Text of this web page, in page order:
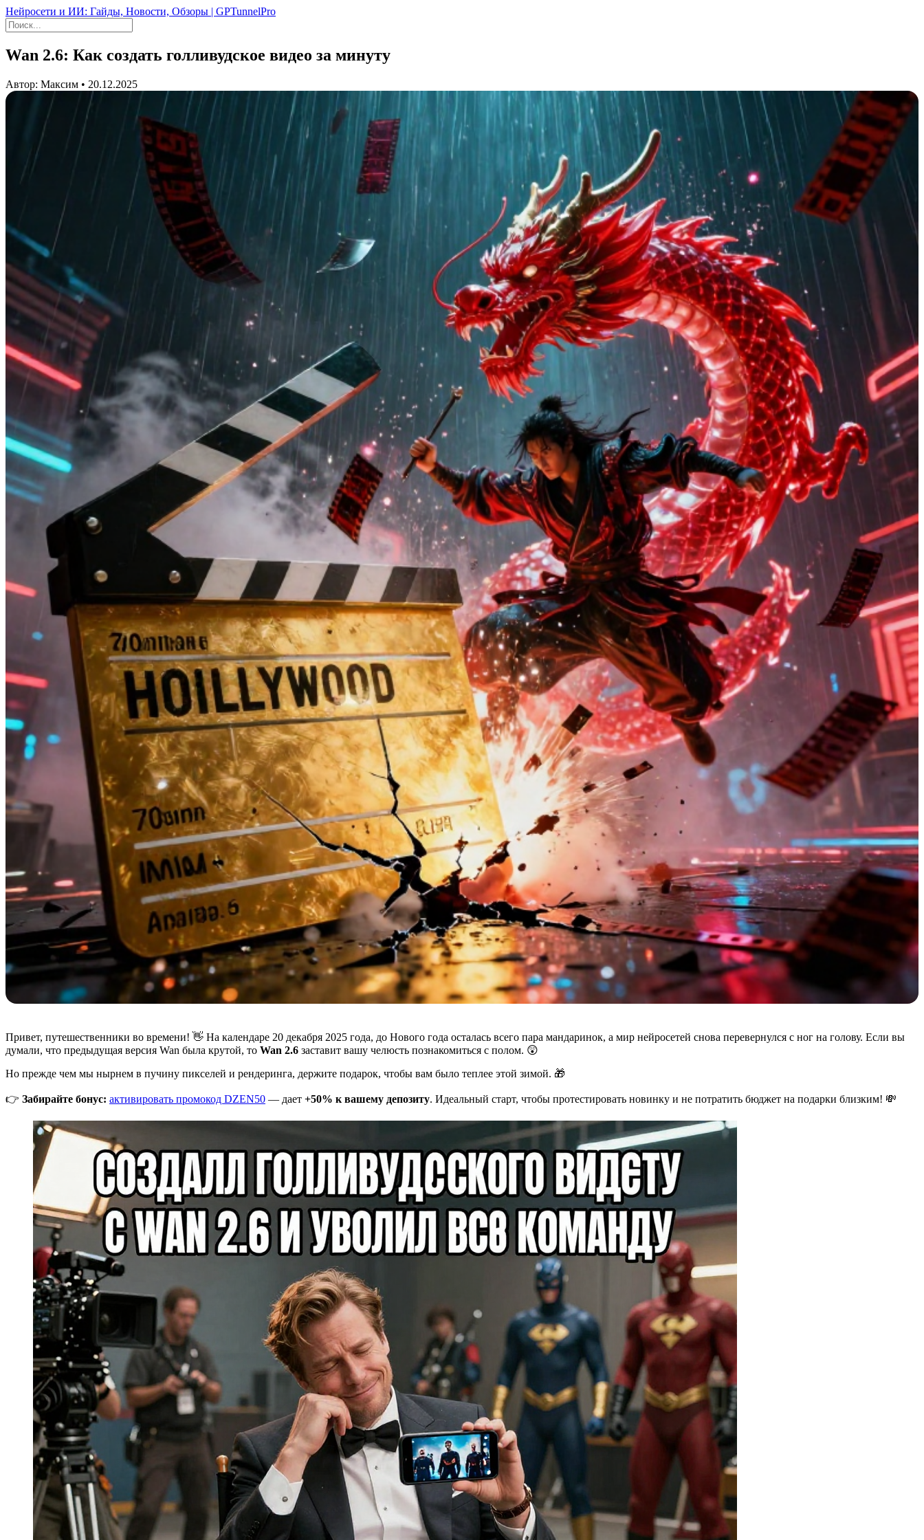
Нейросети и ИИ: Гайды, Новости, Обзоры | GPTunnelPro
Wan 2.6: Как создать голливудское видео за минуту
Автор: Максим • 20.12.2025
Привет, путешественники во времени! 👋 На календаре 20 декабря 2025 года, до Нового года осталась всего пара мандаринок, а мир нейросетей снова перевернулся с ног на голову. Если вы
думали, что предыдущая версия Wan была крутой, то Wan 2.6 заставит вашу челюсть познакомиться с полом. 😲
Но прежде чем мы нырнем в пучину пикселей и рендеринга, держите подарок, чтобы вам было теплее этой зимой. 🎁
👉 Забирайте бонус: активировать промокод DZEN50 — дает +50% к вашему депозиту. Идеальный старт, чтобы протестировать новинку и не потратить бюджет на подарки близким! 💸